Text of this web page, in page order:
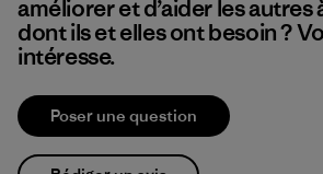
améliorer et d’aider les autres
dont ils et elles ont besoin ?
intéresse.
Poser une question